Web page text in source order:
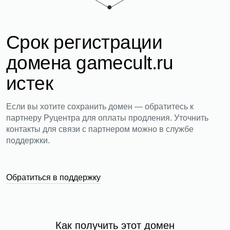
Срок регистрации
домена gamecult.ru
истек
Если вы хотите сохранить домен — обратитесь к
партнеру Руцентра для оплаты продления. Уточнить
контакты для связи с партнером можно в службе
поддержки.
Обратиться в поддержку
Как получить этот домен